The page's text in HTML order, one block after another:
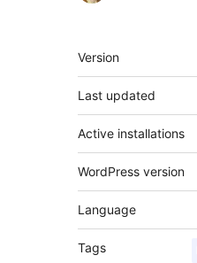
Meta
Version
Last updated
Active installations
WordPress version
Language
Tags